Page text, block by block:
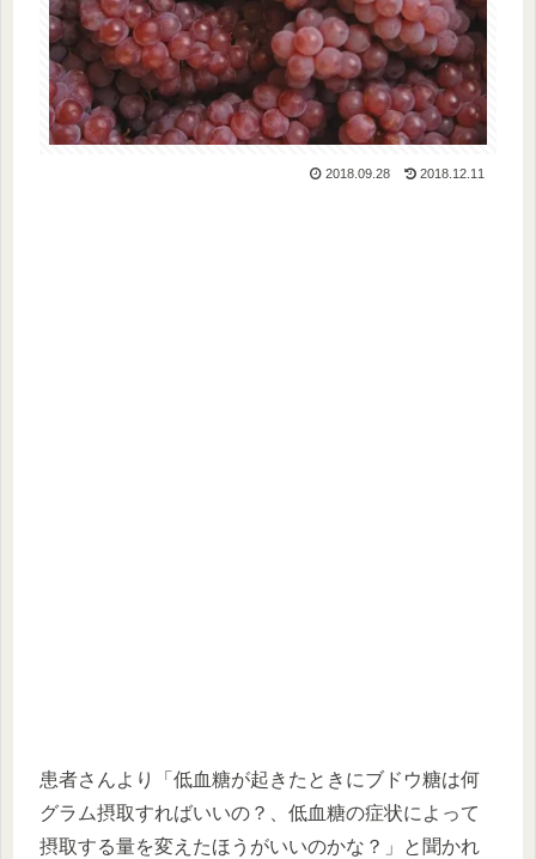
2018.09.28 2018.12.11
患者さんより「低血糖が起きたときにブドウ糖は何
グラム摂取すればいいの？、低血糖の症状によって
摂取する量を変えたほうがいいのかな？」と聞かれ